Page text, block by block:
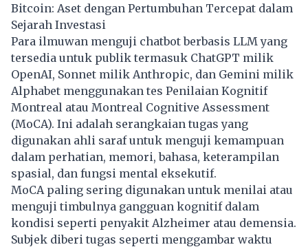
Bitcoin: Aset dengan Pertumbuhan Tercepat dalam
Sejarah Investasi
Para ilmuwan menguji chatbot berbasis LLM yang
tersedia untuk publik termasuk ChatGPT milik
OpenAI, Sonnet milik Anthropic, dan Gemini milik
Alphabet menggunakan tes Penilaian Kognitif
Montreal atau Montreal Cognitive Assessment
(MoCA). Ini adalah serangkaian tugas yang
digunakan ahli saraf untuk menguji kemampuan
dalam perhatian, memori, bahasa, keterampilan
spasial, dan fungsi mental eksekutif.
MoCA paling sering digunakan untuk menilai atau
menguji timbulnya gangguan kognitif dalam
kondisi seperti penyakit Alzheimer atau demensia.
Subjek diberi tugas seperti menggambar waktu